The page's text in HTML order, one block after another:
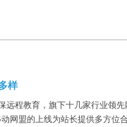
样
远程教育，旗下十几家行业领
网盟的上线为站长提供多方位